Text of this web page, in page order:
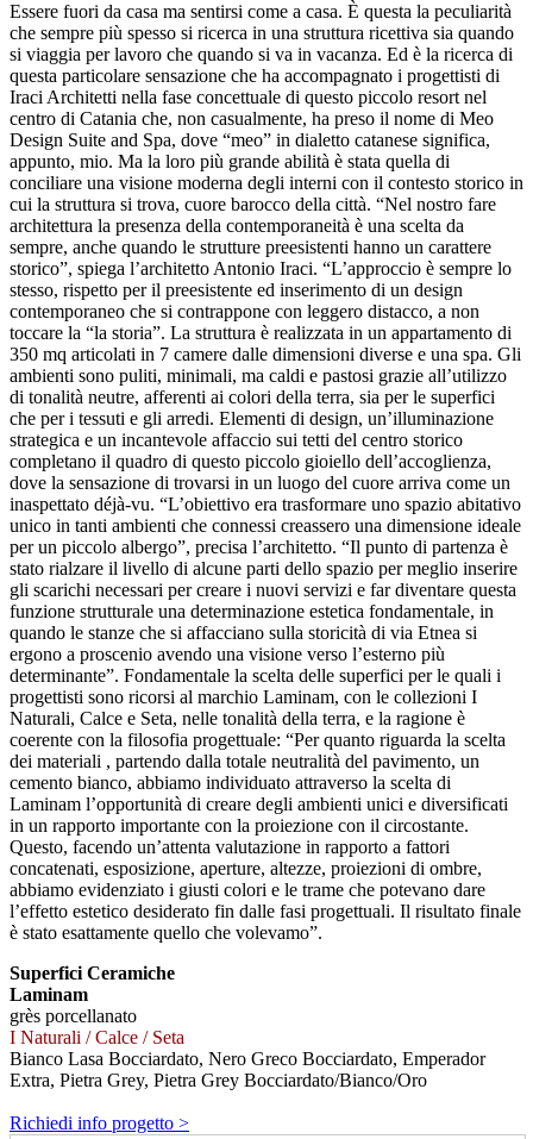
Essere fuori da casa ma sentirsi come a casa. È questa la peculiarità
che sempre più spesso si ricerca in una struttura ricettiva sia quando
si viaggia per lavoro che quando si va in vacanza. Ed è la ricerca di
questa particolare sensazione che ha accompagnato i progettisti di
Iraci Architetti nella fase concettuale di questo piccolo resort nel
centro di Catania che, non casualmente, ha preso il nome di Meo
Design Suite and Spa, dove “meo” in dialetto catanese significa,
appunto, mio. Ma la loro più grande abilità è stata quella di
conciliare una visione moderna degli interni con il contesto storico in
cui la struttura si trova, cuore barocco della città. “Nel nostro fare
architettura la presenza della contemporaneità è una scelta da
sempre, anche quando le strutture preesistenti hanno un carattere
storico”, spiega l’architetto Antonio Iraci. “L’approccio è sempre lo
stesso, rispetto per il preesistente ed inserimento di un design
contemporaneo che si contrappone con leggero distacco, a non
toccare la “la storia”. La struttura è realizzata in un appartamento di
350 mq articolati in 7 camere dalle dimensioni diverse e una spa. Gli
ambienti sono puliti, minimali, ma caldi e pastosi grazie all’utilizzo
di tonalità neutre, afferenti ai colori della terra, sia per le superfici
che per i tessuti e gli arredi. Elementi di design, un’illuminazione
strategica e un incantevole affaccio sui tetti del centro storico
completano il quadro di questo piccolo gioiello dell’accoglienza,
dove la sensazione di trovarsi in un luogo del cuore arriva come un
inaspettato déjà-vu. “L’obiettivo era trasformare uno spazio abitativo
unico in tanti ambienti che connessi creassero una dimensione ideale
per un piccolo albergo”, precisa l’architetto. “Il punto di partenza è
stato rialzare il livello di alcune parti dello spazio per meglio inserire
gli scarichi necessari per creare i nuovi servizi e far diventare questa
funzione strutturale una determinazione estetica fondamentale, in
quando le stanze che si affacciano sulla storicità di via Etnea si
ergono a proscenio avendo una visione verso l’esterno più
determinante”. Fondamentale la scelta delle superfici per le quali i
progettisti sono ricorsi al marchio Laminam, con le collezioni I
Naturali, Calce e Seta, nelle tonalità della terra, e la ragione è
coerente con la filosofia progettuale: “Per quanto riguarda la scelta
dei materiali , partendo dalla totale neutralità del pavimento, un
cemento bianco, abbiamo individuato attraverso la scelta di
Laminam l’opportunità di creare degli ambienti unici e diversificati
in un rapporto importante con la proiezione con il circostante.
Questo, facendo un’attenta valutazione in rapporto a fattori
concatenati, esposizione, aperture, altezze, proiezioni di ombre,
abbiamo evidenziato i giusti colori e le trame che potevano dare
l’effetto estetico desiderato fin dalle fasi progettuali. Il risultato finale
è stato esattamente quello che volevamo”.
Superfici Ceramiche
Laminam
grès porcellanato
I Naturali / Calce / Seta
Bianco Lasa Bocciardato, Nero Greco Bocciardato, Emperador
Extra, Pietra Grey, Pietra Grey Bocciardato/Bianco/Oro
Richiedi info progetto >